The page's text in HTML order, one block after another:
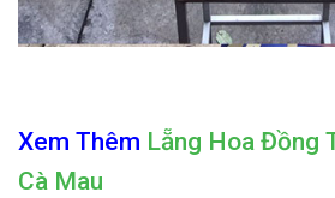
Xem Thêm Lẵng Hoa Đồng
Cà Mau